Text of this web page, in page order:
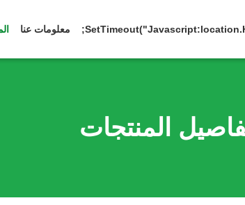
معلومات عنا
المنتجات